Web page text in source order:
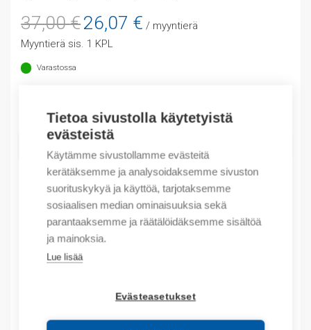
Tietoa sivustolla käytetyistä
evästeistä
Käytämme sivustollamme evästeitä
kerätäksemme ja analysoidaksemme sivuston
suorituskykyä ja käyttöä, tarjotaksemme
sosiaalisen median ominaisuuksia sekä
parantaaksemme ja räätälöidäksemme sisältöä
ja mainoksia.
Lue lisää
Evästeasetukset
37,00€ Alkuperäinen
hinta
oli:
26,07 € hinta
/ myyntierä
Myyntierä sis. 1 KPL
Varastossa
Määrä
Tuotekoodit
Tilauskoodi: T9193_AADVANCE
Product order number: T9193_AADVANCE